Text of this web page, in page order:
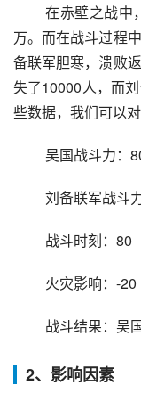
在赤壁之战中，吴国和刘备联军的兵力分别为8万和5
万。而在战斗过程
备联军胆寒，溃败
失了10000人，而
些数据，我们可以
吴国战斗力：
刘备联军战斗
战斗时刻：80
火灾影响：-20
战斗结果：吴
2、影响因素